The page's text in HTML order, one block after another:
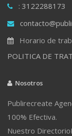
: 3122288173
Horario de
POLITICA DE
Nosotros
Publirecreate
100% Efectiva.
Nuestro